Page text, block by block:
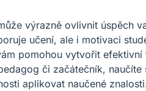
výrazně ovlivnit úspěch
učení, ale i motivaci
pomohou vytvořit
či začátečník,
aplikovat naučené